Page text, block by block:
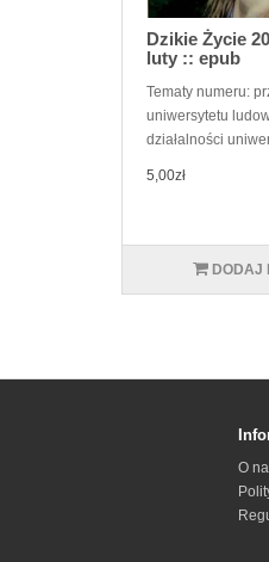
Dzikie Życie
luty :: epub
Tematy numeru:
uniwersytetu
działalności
5,00zł
DODAJ
O